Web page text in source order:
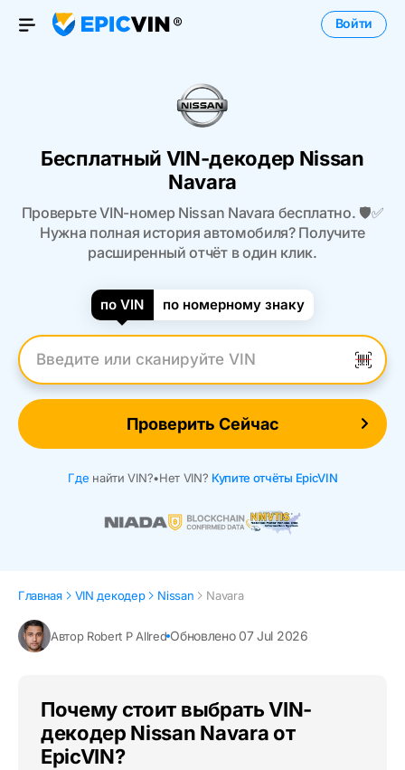
Open Menu
Войти
Бесплатный VIN-декодер Nissan
Navara
Проверьте VIN-номер Nissan Navara бесплатно. 🛡️✅
Нужна полная история автомобиля? Получите
расширенный отчёт в один клик.
по VIN по номерному знаку
Введите VIN
Проверить Сейчас
Где найти VIN?•Нет VIN? Купите отчёты EpicVIN
Главная VIN декодер Nissan Navara
Автор Robert P Allred Обновлено 07 Jul 2026
Почему стоит выбрать VIN-
декодер Nissan Navara от
EpicVIN?